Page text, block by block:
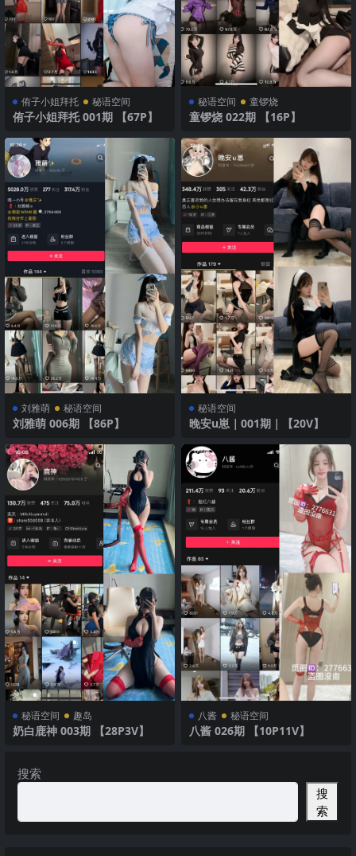
侑子小姐拜托 秘语空间
侑子小姐拜托 001期 【67P】
秘语空间 童锣烧
童锣烧 022期 【16P】
刘雅萌 秘语空间
刘雅萌 006期 【86P】
秘语空间
晚安u崽｜001期｜【20V】
秘语空间 趣岛
奶白鹿神 003期 【28P3V】
八酱 秘语空间
八酱 026期 【10P11V】
搜索
搜
索